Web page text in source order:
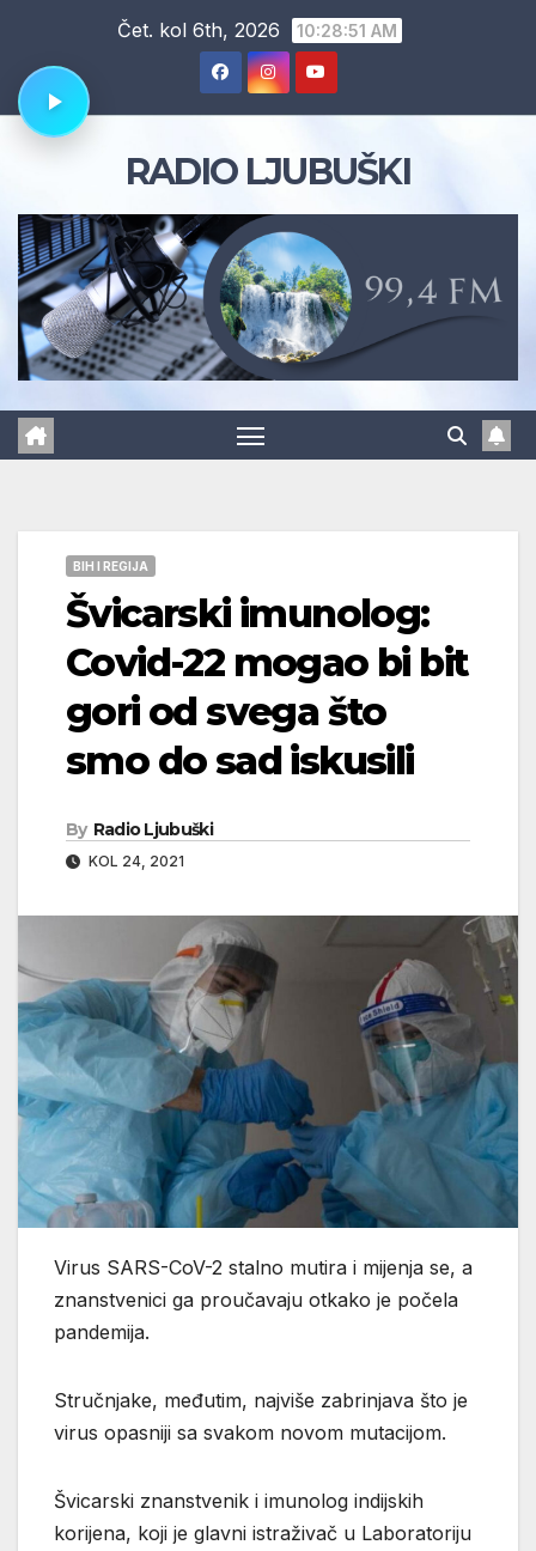
content
Čet. kol 6th, 2026 10:28:52 AM
RADIO LJUBUŠKI
BIH I REGIJA
Švicarski imunolog:
Covid-22 mogao bi bit
gori od svega što
smo do sad iskusili
By Radio Ljubuški
KOL 24, 2021
Virus SARS-CoV-2 stalno mutira i mijenja se, a
znanstvenici ga proučavaju otkako je počela
pandemija.
Stručnjake, međutim, najviše zabrinjava što je
virus opasniji sa svakom novom mutacijom.
Švicarski znanstvenik i imunolog indijskih
korijena, koji je glavni istraživač u Laboratoriju